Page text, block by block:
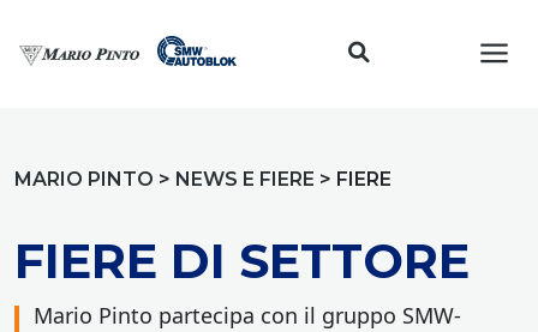
MARIO PINTO > NEWS E FIERE > FIERE
FIERE DI SETTORE
Mario Pinto partecipa con il gruppo SMW-